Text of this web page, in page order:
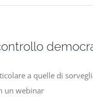
a quelle di
un webinar